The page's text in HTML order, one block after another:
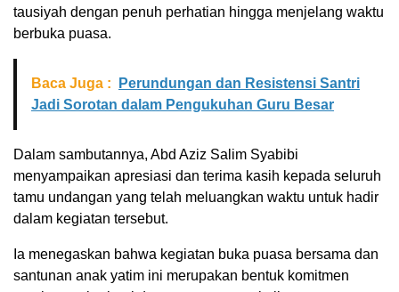
tausiyah dengan penuh perhatian hingga menjelang waktu
berbuka puasa.
Baca Juga :
Perundungan dan Resistensi Santri
Jadi Sorotan dalam Pengukuhan Guru Besar
Dalam sambutannya, Abd Aziz Salim Syabibi
menyampaikan apresiasi dan terima kasih kepada seluruh
tamu undangan yang telah meluangkan waktu untuk hadir
dalam kegiatan tersebut.
Ia menegaskan bahwa kegiatan buka puasa bersama dan
santunan anak yatim ini merupakan bentuk komitmen